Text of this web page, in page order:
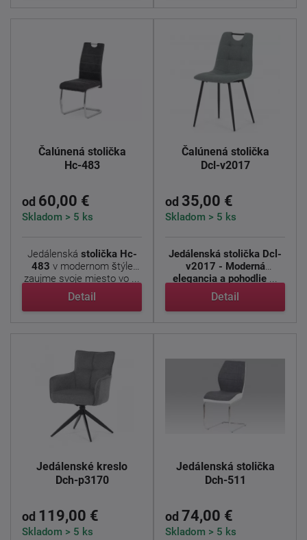
Čalúnená stolička
Hc-483
od 60,00 €
Skladom > 5 ks
Jedálenská stolička Hc-
483 v modernom štýle
zaujme svoje miesto vo ...
Detail
Čalúnená stolička
Dcl-v2017
od 35,00 €
Skladom > 5 ks
Jedálenská stolička Dcl-
v2017 - Moderná
elegancia a pohodlie ...
Detail
Jedálenské kreslo
Dch-p3170
od 119,00 €
Skladom > 5 ks
Jedálenská stolička
Dch-511
od 74,00 €
Skladom > 5 ks